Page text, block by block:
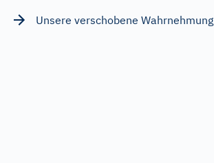
Unsere verschobene Wahrnehmung